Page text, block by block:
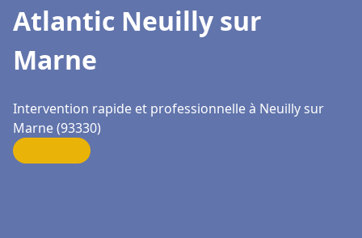
Atlantic Neuilly sur
Marne
Intervention rapide et professionnelle à Neuilly sur
Marne (93330)